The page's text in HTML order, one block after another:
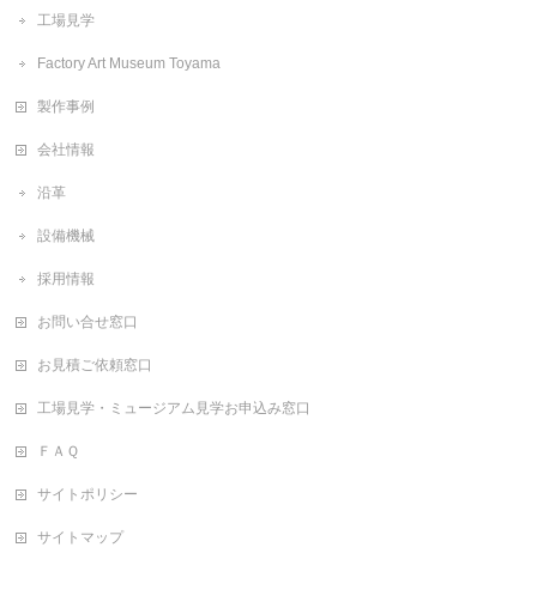
工場見学
Factory Art Museum Toyama
製作事例
会社情報
沿革
設備機械
採用情報
お問い合せ窓口
お見積ご依頼窓口
工場見学・ミュージアム見学お申込み窓口
ＦＡＱ
サイトポリシー
サイトマップ